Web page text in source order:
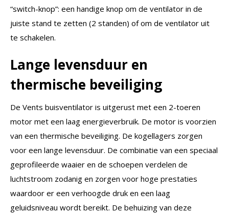
“switch-knop”: een handige knop om de ventilator in de
juiste stand te zetten (2 standen) of om de ventilator uit
te schakelen.
Lange levensduur en
thermische beveiliging
De Vents buisventilator is uitgerust met een 2-toeren
motor met een laag energieverbruik. De motor is voorzien
van een thermische beveiliging. De kogellagers zorgen
voor een lange levensduur. De combinatie van een speciaal
geprofileerde waaier en de schoepen verdelen de
luchtstroom zodanig en zorgen voor hoge prestaties
waardoor er een verhoogde druk en een laag
geluidsniveau wordt bereikt. De behuizing van deze